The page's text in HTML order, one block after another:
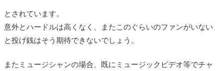
とされています。
意外とハードルは高くなく、またこのぐらいのファンがいない
と投げ銭はそう期待できないでしょう。
またミュージシャンの場合、既にミュージックビデオ等でチャ